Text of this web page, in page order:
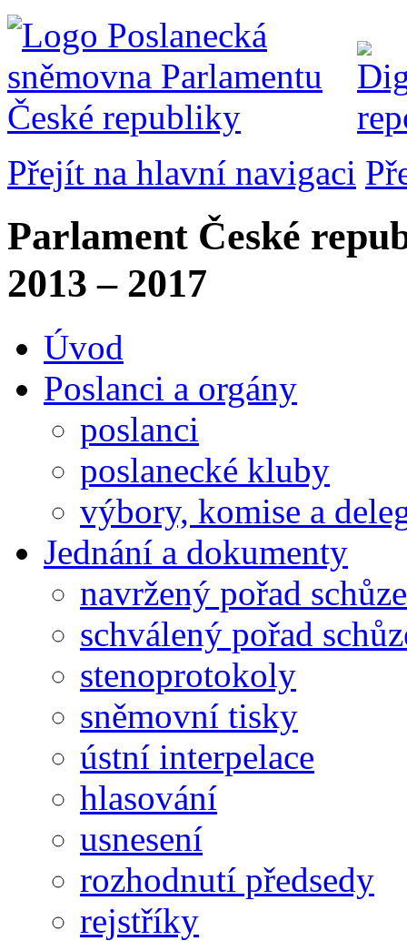
Přejít na hlavní navigaci
Parlament České
2013 – 2017
Úvod
Poslanci a orgány
poslanci
poslanecké kluby
výbory, komise a
Jednání a dokumenty
navržený pořad schůze
schválený pořad
stenoprotokoly
sněmovní tisky
ústní interpelace
hlasování
usnesení
rozhodnutí předsedy
rejstříky